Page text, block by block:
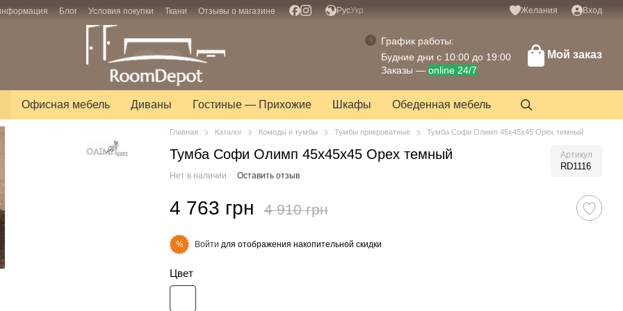
Блог Условия покупки Ткани Отзывы о магазине РусУкр Желания Вход
График работы:
Будние дни с 10:00 до 19:00
Заказы — online 24/7
Мой заказ
Офисная мебель Диваны Гостиные — Прихожие Шкафы Обеденная мебель
Главная Каталог Комоды и тумбы Тумбы прикроватные Тумба Софи Олимп 45х45х45 Орех темный
Тумба Софи Олимп 45х45х45 Орех темный Артикул
RD1116
Нет в наличии Оставить отзыв
4 763 грн 4 910 грн
% Войти для отображения накопительной скидки
Цвет